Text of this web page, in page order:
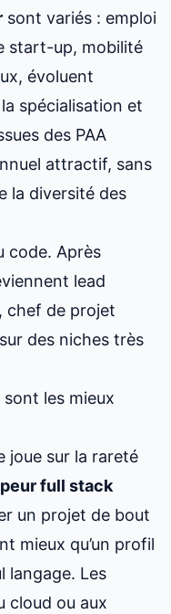
sont variés : emploi
start-up, mobilité
évoluent
spécialisation et
des PAA
attractif, sans
la diversité des
code. Après
lead
chef de projet
des niches très
les mieux
joue sur la rareté
full stack
un projet de bout
mieux qu’un profil
langage. Les
cloud ou aux